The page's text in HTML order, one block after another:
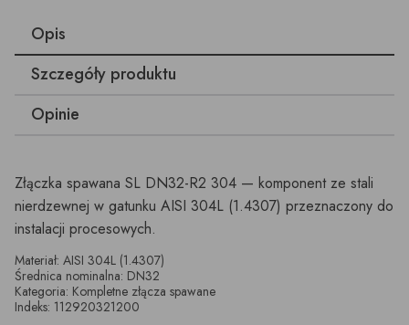
Opis
Szczegóły produktu
Opinie
Złączka spawana SL DN32-R2 304 — komponent ze stali
nierdzewnej w gatunku AISI 304L (1.4307) przeznaczony do
instalacji procesowych.
Materiał: AISI 304L (1.4307)
Średnica nominalna: DN32
Kategoria: Kompletne złącza spawane
Indeks: 112920321200